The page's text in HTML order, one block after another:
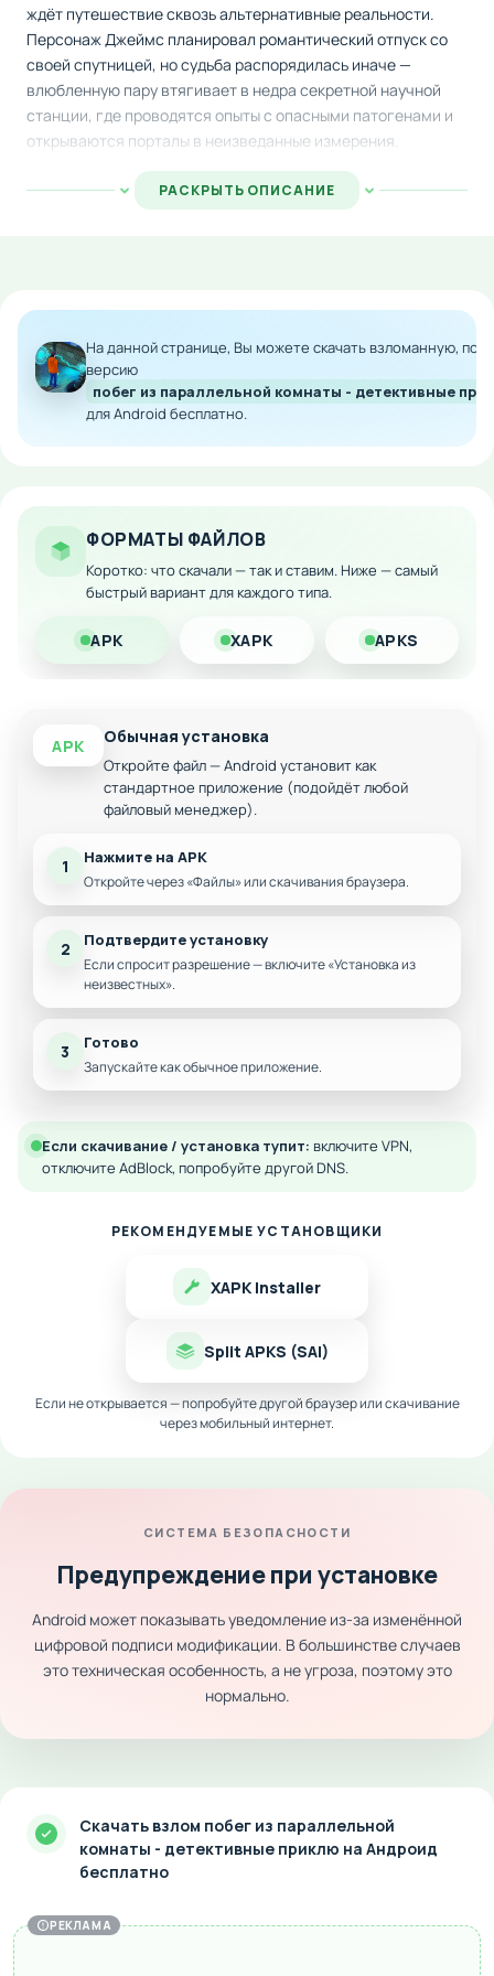
ждёт путешествие сквозь альтернативные реальности.
Персонаж Джеймс планировал романтический отпуск со
своей спутницей, но судьба распорядилась иначе —
влюбленную пару втягивает в недра секретной научной
станции, где проводятся опыты с опасными патогенами и
открываются порталы в неизведанные измерения.
Оказавшись узниками лабораторных стен, герои
нуждаются в вашей помощи для спасения. Исследуйте
Бесплатный доступ ко всему контенту игры
Неограниченный запас внутриигровой валюты
для покупок
Скачайте модифицированную версию на свой Android-
девайс и наслаждайтесь полной игрой без финансовых
РАСКРЫТЬ ОПИСАНИЕ
На данной странице, Вы можете скачать взломанную,
версию
побег из параллельной комнаты - детективные
для Android бесплатно.
ФОРМАТЫ ФАЙЛОВ
Коротко: что скачали — так и ставим. Ниже — самый
быстрый вариант для каждого типа.
APK XAPK APKS
APK Обычная установка
Откройте файл — Android установит как
стандартное приложение (подойдёт любой
файловый менеджер).
1 Нажмите на APK
Откройте через «Файлы» или скачивания браузера.
2 Подтвердите установку
Если спросит разрешение — включите «Установка из
неизвестных».
3 Готово
Запускайте как обычное приложение.
Если скачивание / установка тупит: включите VPN,
отключите AdBlock, попробуйте другой DNS.
РЕКОМЕНДУЕМЫЕ УСТАНОВЩИКИ
XAPK Installer
Split APKS (SAI)
Если не открывается — попробуйте другой браузер или скачивание
через мобильный интернет.
СИСТЕМА БЕЗОПАСНОСТИ
Предупреждение при установке
Android может показывать уведомление из-за изменённой
цифровой подписи модификации. В большинстве случаев
это техническая особенность, а не угроза, поэтому это
нормально.
Скачать взлом побег из параллельной
комнаты - детективные приклю на Андроид
бесплатно
РЕКЛАМА